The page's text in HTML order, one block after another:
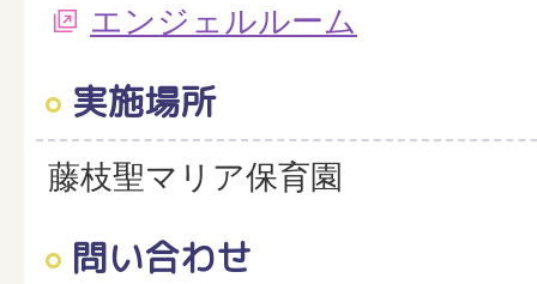
エンジェルルーム
実施場所
藤枝聖マリア保育園
問い合わせ